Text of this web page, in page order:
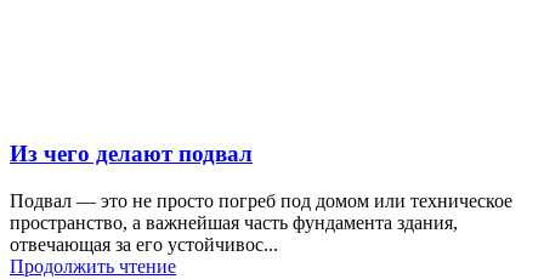
Из чего делают подвал
Подвал — это не просто погреб под домом или техническое
пространство, а важнейшая часть фундамента здания,
отвечающая за его устойчивос...
Продолжить чтение